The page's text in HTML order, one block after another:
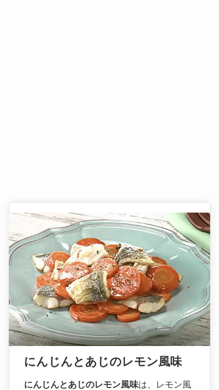
にんじんとあじのレモン風味
にんじんとあじのレモン風味は、レモン風